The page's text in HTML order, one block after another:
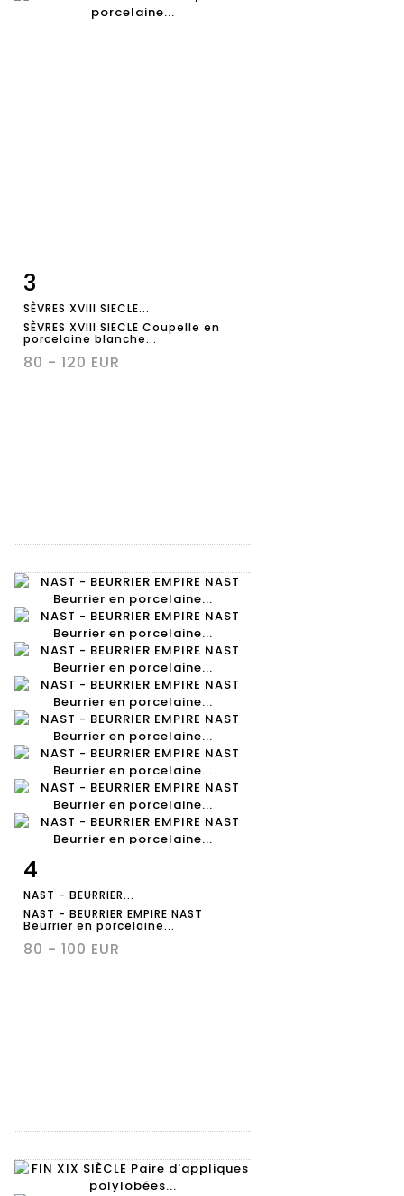
détaillée
3
SÈVRES XVIII SIECLE...
SÈVRES XVIII SIECLE Coupelle en
porcelaine blanche...
80 - 120 EUR
détaillée
4
NAST - BEURRIER...
NAST - BEURRIER EMPIRE NAST
Beurrier en porcelaine...
80 - 100 EUR